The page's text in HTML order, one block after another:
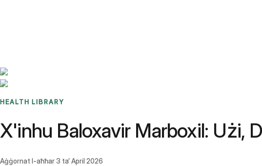
HEALTH LIBRARY
X'inhu Baloxavir Marboxil: Użi,
Aġġornat l-aħħar3 ta’ April 2026